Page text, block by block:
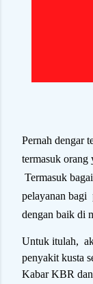
Pernah dengar
termasuk orang
Termasuk
pelayanan bagi
dengan baik di
Untuk itulah,
penyakit kusta
Kabar KBR